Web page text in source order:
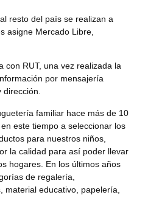
resto del país se realizan a
asigne Mercado Libre,
con RUT, una vez realizada la
por mensajería
dirección.
familiar hace más de 10
este tiempo a seleccionar los
para nuestros niños,
la calidad para así poder llevar
hogares. En los últimos años
de regalería,
material educativo, papelería,